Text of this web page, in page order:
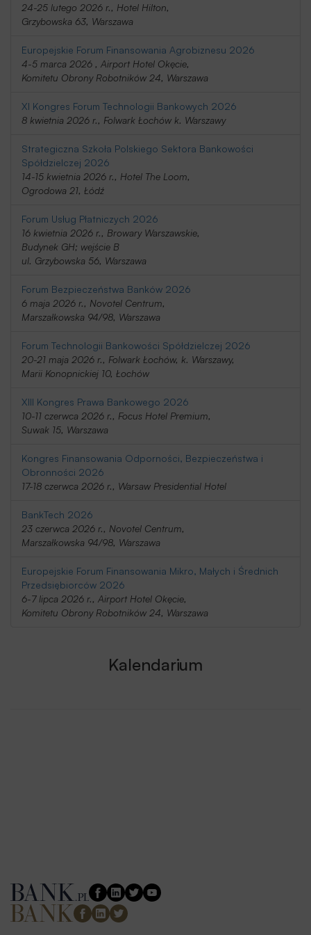
24-25 lutego 2026 r., Hotel Hilton,
Grzybowska 63, Warszawa
Europejskie Forum Finansowania Agrobiznesu 2026
4-5 marca 2026 , Airport Hotel Okęcie,
Komitetu Obrony Robotników 24, Warszawa
XI Kongres Forum Technologii Bankowych 2026
8 kwietnia 2026 r., Folwark Łochów k. Warszawy
Strategiczna Szkoła Polskiego Sektora Bankowości
Spółdzielczej 2026
14-15 kwietnia 2026 r., Hotel The Loom,
Ogrodowa 21, Łódź
Forum Usług Płatniczych 2026
16 kwietnia 2026 r., Browary Warszawskie,
Budynek GH; wejście B
ul. Grzybowska 56, Warszawa
Forum Bezpieczeństwa Banków 2026
6 maja 2026 r., Novotel Centrum,
Marszałkowska 94/98, Warszawa
Forum Technologii Bankowości Spółdzielczej 2026
20-21 maja 2026 r., Folwark Łochów, k. Warszawy,
Marii Konopnickiej 10, Łochów
XIII Kongres Prawa Bankowego 2026
10-11 czerwca 2026 r., Focus Hotel Premium,
Suwak 15, Warszawa
Kongres Finansowania Odporności, Bezpieczeństwa i
Obronności 2026
17-18 czerwca 2026 r., Warsaw Presidential Hotel
BankTech 2026
23 czerwca 2026 r., Novotel Centrum,
Marszałkowska 94/98, Warszawa
Europejskie Forum Finansowania Mikro, Małych i Średnich
Przedsiębiorców 2026
6-7 lipca 2026 r., Airport Hotel Okęcie,
Komitetu Obrony Robotników 24, Warszawa
Kalendarium